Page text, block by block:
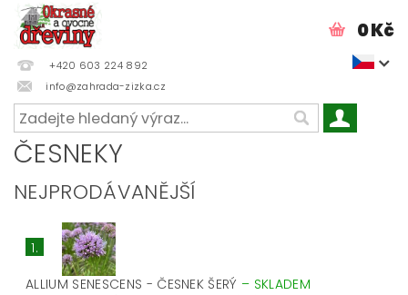
+420 603 224 892
info@zahrada-zizka.cz
0 Kč
ČESNEKY
NEJPRODÁVANĚJŠÍ
1.
ALLIUM SENESCENS - ČESNEK ŠERÝ – SKLADEM